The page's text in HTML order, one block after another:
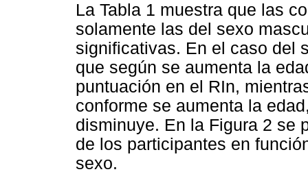
La Tabla 1 muestra que las
solamente las del sexo
significativas. En el caso del
que según se aumenta la
puntuación en el RIn,
conforme se aumenta la
disminuye. En la Figura 2 se
de los participantes en
sexo.